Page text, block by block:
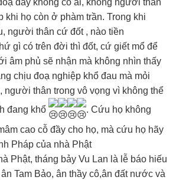
đày không có ai, không người thân
khi họ còn ở phàm trần. Trong khi
người thân cứ đốt , nào tiền
gì có trên đời thì đốt, cứ giết mổ để
âm phủ sẽ nhận mà không nhìn thấy
chịu đoạ nghiệp khổ đau mà mỏi
người thân trong vô vọng vì không thể
đang khổ
. Cứu họ không
cao cỗ đầy cho họ, mà cứu họ hãy
Pháp của nhà Phật
Phật, tháng bảy Vu Lan là lễ báo hiếu
Tam Bảo, ân thầy cô,ân đất nước và